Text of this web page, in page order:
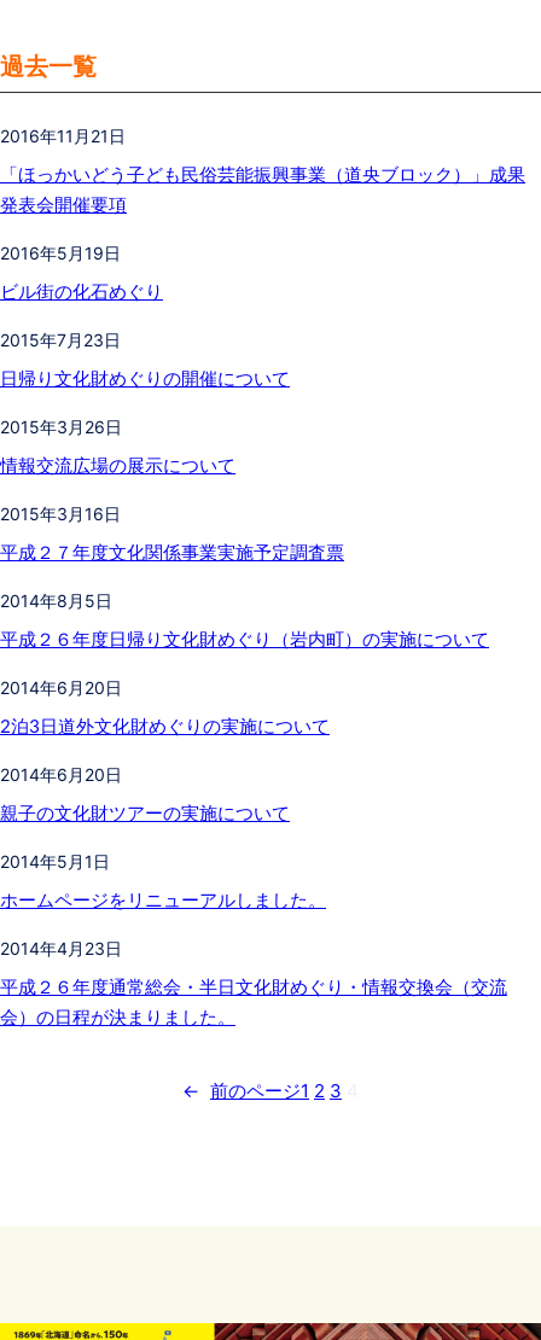
過去一覧
2016年11月21日
「ほっかいどう子ども民俗芸能振興事業（道央ブロック）」成果
発表会開催要項
2016年5月19日
ビル街の化石めぐり
2015年7月23日
日帰り文化財めぐりの開催について
2015年3月26日
情報交流広場の展示について
2015年3月16日
平成２７年度文化関係事業実施予定調査票
2014年8月5日
平成２６年度日帰り文化財めぐり（岩内町）の実施について
2014年6月20日
2泊3日道外文化財めぐりの実施について
2014年6月20日
親子の文化財ツアーの実施について
2014年5月1日
ホームページをリニューアルしました。
2014年4月23日
平成２６年度通常総会・半日文化財めぐり・情報交換会（交流
会）の日程が決まりました。
← 前のページ1 2 3